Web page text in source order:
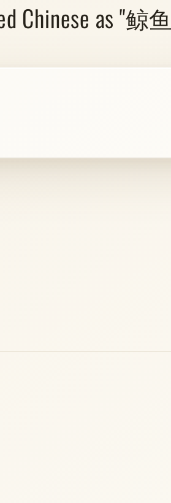
Chinese as "鲸